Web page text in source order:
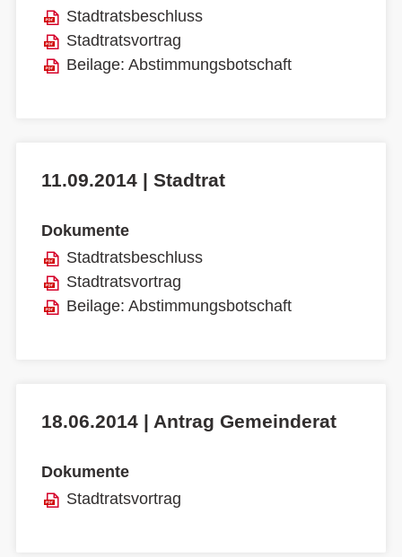
Stadtratsbeschluss
Stadtratsvortrag
Beilage: Abstimmungsbotschaft
11.09.2014 | Stadtrat
Dokumente
Stadtratsbeschluss
Stadtratsvortrag
Beilage: Abstimmungsbotschaft
18.06.2014 | Antrag Gemeinderat
Dokumente
Stadtratsvortrag